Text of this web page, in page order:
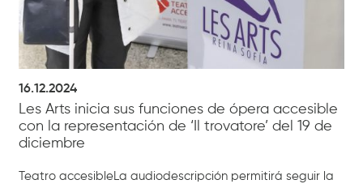
16.12.2024
Les Arts inicia sus funciones de ópera accesible
con la representación de ‘Il trovatore’ del 19 de
diciembre
Teatro accesibleLa audiodescripción permitirá seguir la